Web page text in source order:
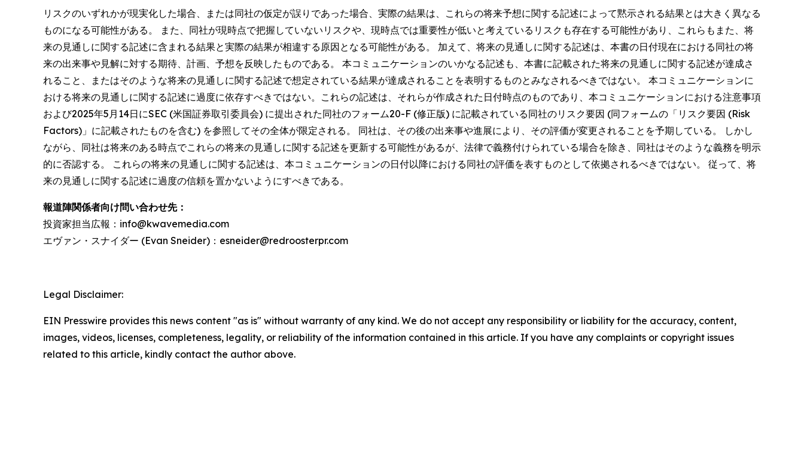
リスクのいずれかが現実化した場合、または同社の仮定が誤りであった場合、実際の結果は、これらの将来予想に関する記述によって黙示される結果とは大きく異なる
ものになる可能性がある。 また、同社が現時点で把握していないリスクや、現時点では重要性が低いと考えているリスクも存在する可能性があり、これらもまた、将
来の見通しに関する記述に含まれる結果と実際の結果が相違する原因となる可能性がある。 加えて、将来の見通しに関する記述は、本書の日付現在における同社の将
来の出来事や見解に対する期待、計画、予想を反映したものである。 本コミュニケーションのいかなる記述も、本書に記載された将来の見通しに関する記述が達成さ
れること、またはそのような将来の見通しに関する記述で想定されている結果が達成されることを表明するものとみなされるべきではない。 本コミュニケーションに
おける将来の見通しに関する記述に過度に依存すべきではない。これらの記述は、それらが作成された日付時点のものであり、本コミュニケーションにおける注意事項
および2025年5月14日にSEC (米国証券取引委員会) に提出された同社のフォーム20-F (修正版) に記載されている同社のリスク要因 (同フォームの「リスク要因 (Risk
Factors)」に記載されたものを含む) を参照してその全体が限定される。 同社は、その後の出来事や進展により、その評価が変更されることを予期している。 しかし
ながら、同社は将来のある時点でこれらの将来の見通しに関する記述を更新する可能性があるが、法律で義務付けられている場合を除き、同社はそのような義務を明示
的に否認する。 これらの将来の見通しに関する記述は、本コミュニケーションの日付以降における同社の評価を表すものとして依拠されるべきではない。 従って、将
来の見通しに関する記述に過度の信頼を置かないようにすべきである。
報道陣関係者向け問い合わせ先：
投資家担当広報：info@kwavemedia.com
エヴァン・スナイダー (Evan Sneider)：esneider@redroosterpr.com
Legal Disclaimer:
EIN Presswire provides this news content "as is" without warranty of any kind. We do not accept any responsibility or liability for the accuracy, content,
images, videos, licenses, completeness, legality, or reliability of the information contained in this article. If you have any complaints or copyright issues
related to this article, kindly contact the author above.